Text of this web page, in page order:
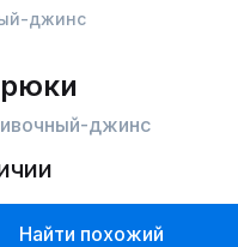
джинс
джинс
Найти похожий